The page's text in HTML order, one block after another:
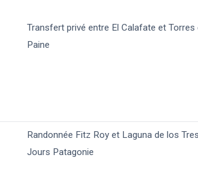
Transfert privé entre El Calafate et Torres
Paine
Randonnée Fitz Roy et Laguna de los
Jours Patagonie